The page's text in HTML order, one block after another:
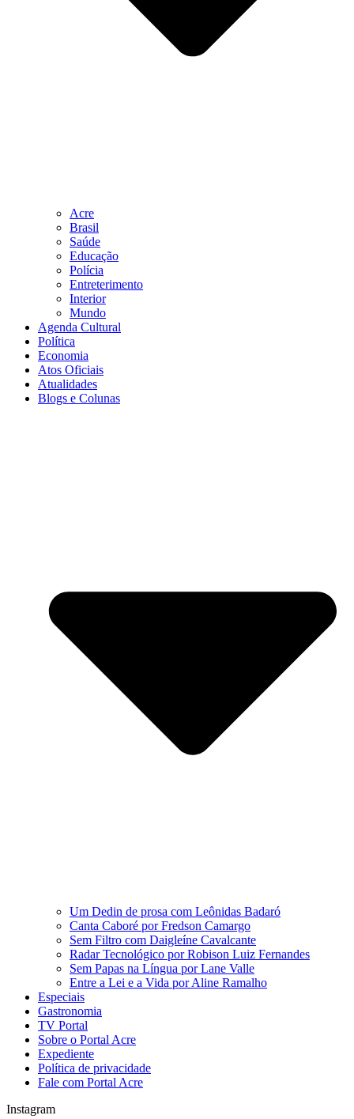
Acre
Brasil
Saúde
Educação
Polícia
Entreterimento
Interior
Mundo
Agenda Cultural
Política
Economia
Atos Oficiais
Atualidades
Blogs e Colunas
Um Dedin de prosa com Leônidas Badaró
Canta Caboré por Fredson Camargo
Sem Filtro com Daigleíne Cavalcante
Radar Tecnológico por Robison Luiz Fernandes
Sem Papas na Língua por Lane Valle
Entre a Lei e a Vida por Aline Ramalho
Especiais
Gastronomia
TV Portal
Sobre o Portal Acre
Expediente
Política de privacidade
Fale com Portal Acre
Instagram